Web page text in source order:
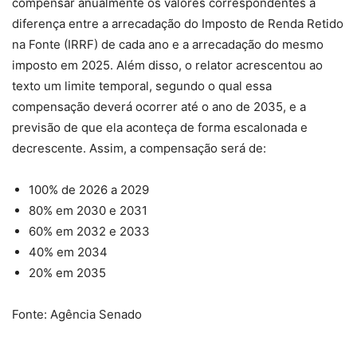
diferença entre a arrecadação do Imposto de Renda Retido
na Fonte (IRRF) de cada ano e a arrecadação do mesmo
imposto em 2025. Além disso, o relator acrescentou ao
texto um limite temporal, segundo o qual essa
compensação deverá ocorrer até o ano de 2035, e a
previsão de que ela aconteça de forma escalonada e
decrescente. Assim, a compensação será de:
100% de 2026 a 2029
80% em 2030 e 2031
60% em 2032 e 2033
40% em 2034
20% em 2035
Fonte: Agência Senado